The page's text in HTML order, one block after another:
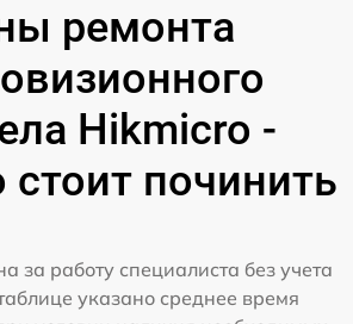
ремонта
Hikmicro -
стоит починить
за работу специалиста без учета
указано среднее время